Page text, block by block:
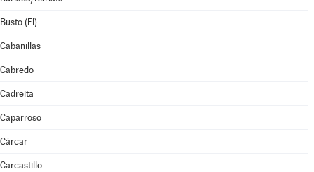
Busto (El)
Cabanillas
Cabredo
Cadreita
Caparroso
Cárcar
Carcastillo